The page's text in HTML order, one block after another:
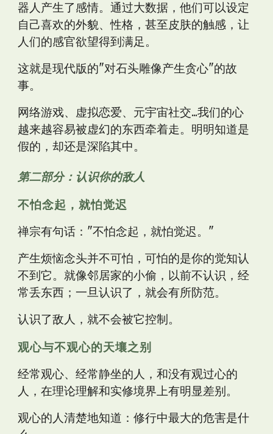
器人产生了感情。通过大数据，他们可以设定
自己喜欢的外貌、性格，甚至皮肤的触感，让
人们的感官欲望得到满足。
这就是现代版的"对石头雕像产生贪心"的故
事。
网络游戏、虚拟恋爱、元宇宙社交...我们的心
越来越容易被虚幻的东西牵着走。明明知道是
假的，却还是深陷其中。
第二部分：认识你的敌人
不怕念起，就怕觉迟
禅宗有句话："不怕念起，就怕觉迟。"
产生烦恼念头并不可怕，可怕的是你的觉知认
不到它。就像邻居家的小偷，以前不认识，经
常丢东西；一旦认识了，就会有所防范。
认识了敌人，就不会被它控制。
观心与不观心的天壤之别
经常观心、经常静坐的人，和没有观过心的
人，在理论理解和实修境界上有明显差别。
观心的人清楚地知道：修行中最大的危害是什